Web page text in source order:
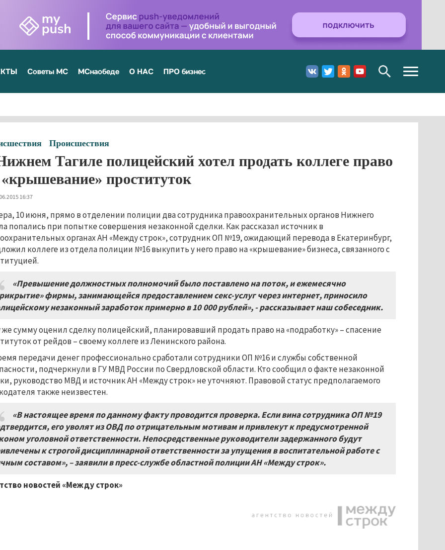
Советы МС МСнаобеде О НАС ПРО бизнес
Toggle
navigation
Происшествия
Тагиле полицейский хотел продать коллеге право
проституток
16:37
10 июня, прямо в отделении полиции два сотрудника правоохранительных органов Нижнего
попались при попытке совершения незаконной сделки. Как рассказал источник в
органах АН «Между строк», сотрудник ОП №19, ожидающий перевода в Екатеринбург,
коллеге из отдела полиции №16 выкупить у него право на «крышевание» бизнеса, связанного с
«Превышение должностных полномочий было поставлено на поток, и ежемесячно
фирмы, занимающейся предоставлением секс-услуг через интернет, приносило
незаконный заработок примерно в 10 000 рублей», - рассказывает наш собеседник.
же сумму оценил сделку полицейский, планировавший продать право на «подработку» – спасение
от рейдов – своему коллеге из Ленинского района.
передачи денег профессионально сработали сотрудники ОП №16 и службы собственной
подчеркнули в ГУ МВД России по Свердловской области. Кто сообщил о факте незаконной
руководство МВД и источник АН «Между строк» не уточняют. Правовой статус предполагаемого
также неизвестен.
«В настоящее время по данному факту проводится проверка. Если вина сотрудника ОП №19
его уволят из ОВД по отрицательным мотивам и привлекут к предусмотренной
уголовной ответственности. Непосредственные руководители задержанного будут
к строгой дисциплинарной ответственности за упущения в воспитательной работе с
составом», – заявили в пресс-службе областной полиции АН «Между строк».
новостей «Между строк»